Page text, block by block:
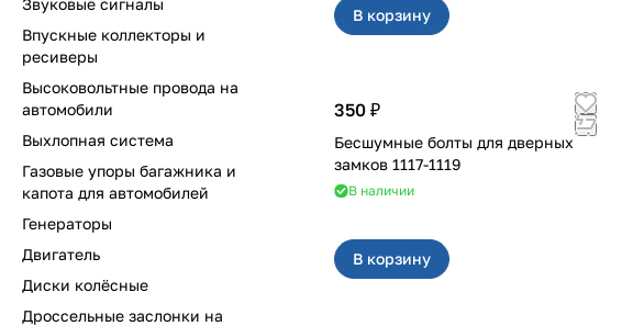
В корзину
350 ₽
Бесшумные болты для дверных
замков 1117-1119
В наличии
В корзину
Звуковые сигналы
Впускные коллекторы и
ресиверы
Высоковольтные провода на
автомобили
Выхлопная система
Газовые упоры багажника и
капота для автомобилей
Генераторы
Двигатель
Диски колёсные
Дроссельные заслонки на